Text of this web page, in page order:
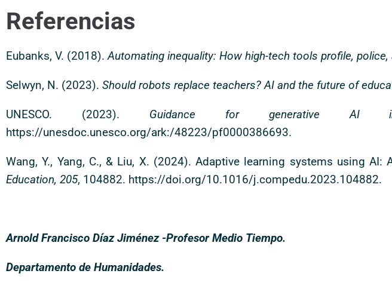
Referencias
Eubanks, V. (2018).Automating inequality: How high-tech tools profile, police,
Selwyn, N. (2023). Should robots replace teachers? AI and the future of
UNESCO. (2023). Guidance for generative AI
https://unesdoc.unesco.org/ark:/48223/pf0000386693.
Wang, Y., Yang, C., & Liu, X. (2024). Adaptive learning systems using
Education, 205, 104882. https://doi.org/10.1016/j.compedu.2023.104882.
Arnold Francisco Díaz Jiménez -Profesor Medio Tiempo.
Departamento de Humanidades.